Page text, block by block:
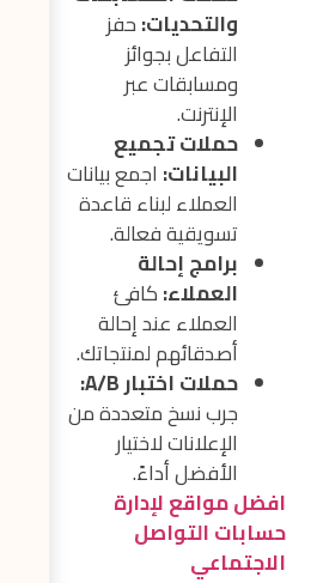
والتحديات:حفز
التفاعل بجوائز
ومسابقات عبر
الإنترنت.
حملات تجميع
البيانات: اجمع بيانات
العملاء لبناء قاعدة
تسويقية فعالة.
برامج إحالة
العملاء:كافئ
العملاء عند إحالة
أصدقائهم لمنتجاتك.
حملات اختبار A/B:
جرب نسخ متعددة من
الإعلانات لاختيار
الأفضل أداءً.
افضل مواقع لإدارة
حسابات التواصل
الاجتماعي